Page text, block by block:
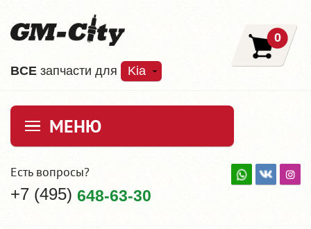
ВCE запчасти для Kia
0
МЕНЮ
Есть вопросы?
+7 (495) 648-63-30